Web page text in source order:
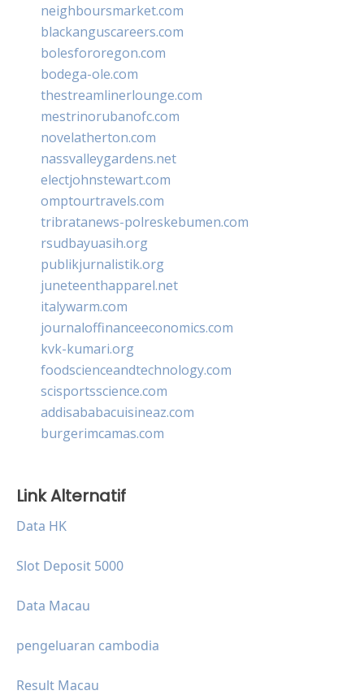
neighboursmarket.com
blackanguscareers.com
bolesfororegon.com
bodega-ole.com
thestreamlinerlounge.com
mestrinorubanofc.com
novelatherton.com
nassvalleygardens.net
electjohnstewart.com
omptourtravels.com
tribratanews-polreskebumen.com
rsudbayuasih.org
publikjurnalistik.org
juneteenthapparel.net
italywarm.com
journaloffinanceeconomics.com
kvk-kumari.org
foodscienceandtechnology.com
scisportsscience.com
addisababacuisineaz.com
burgerimcamas.com
Link Alternatif
Data HK
Slot Deposit 5000
Data Macau
pengeluaran cambodia
Result Macau